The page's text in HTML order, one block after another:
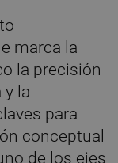
marca la
la precisión
y la
para
conceptual
de los ejes